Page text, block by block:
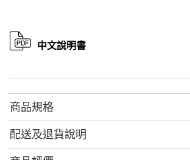
中文說明書
商品規格
配送及退貨說明